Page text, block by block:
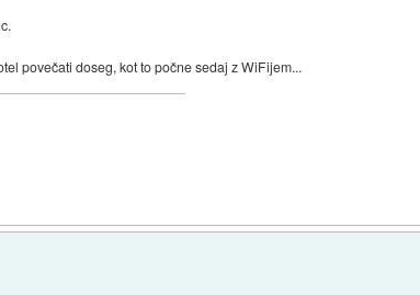
povečati doseg, kot to počne sedaj z WiFijem...